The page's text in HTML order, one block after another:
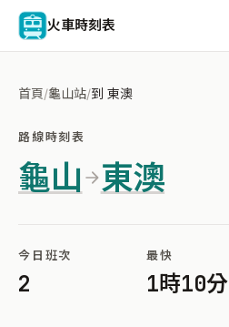
火車時刻表
首頁/龜山站/到 東澳
路線時刻表
龜山 東澳
今日班次
2
最快
1時10分